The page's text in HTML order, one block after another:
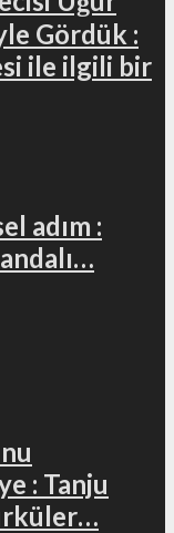
Gördük :
ile ilgili bir
adım :
: Tanju